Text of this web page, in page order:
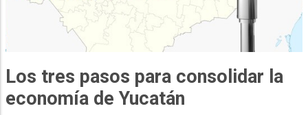
Los tres pasos para consolidar la
economía de Yucatán